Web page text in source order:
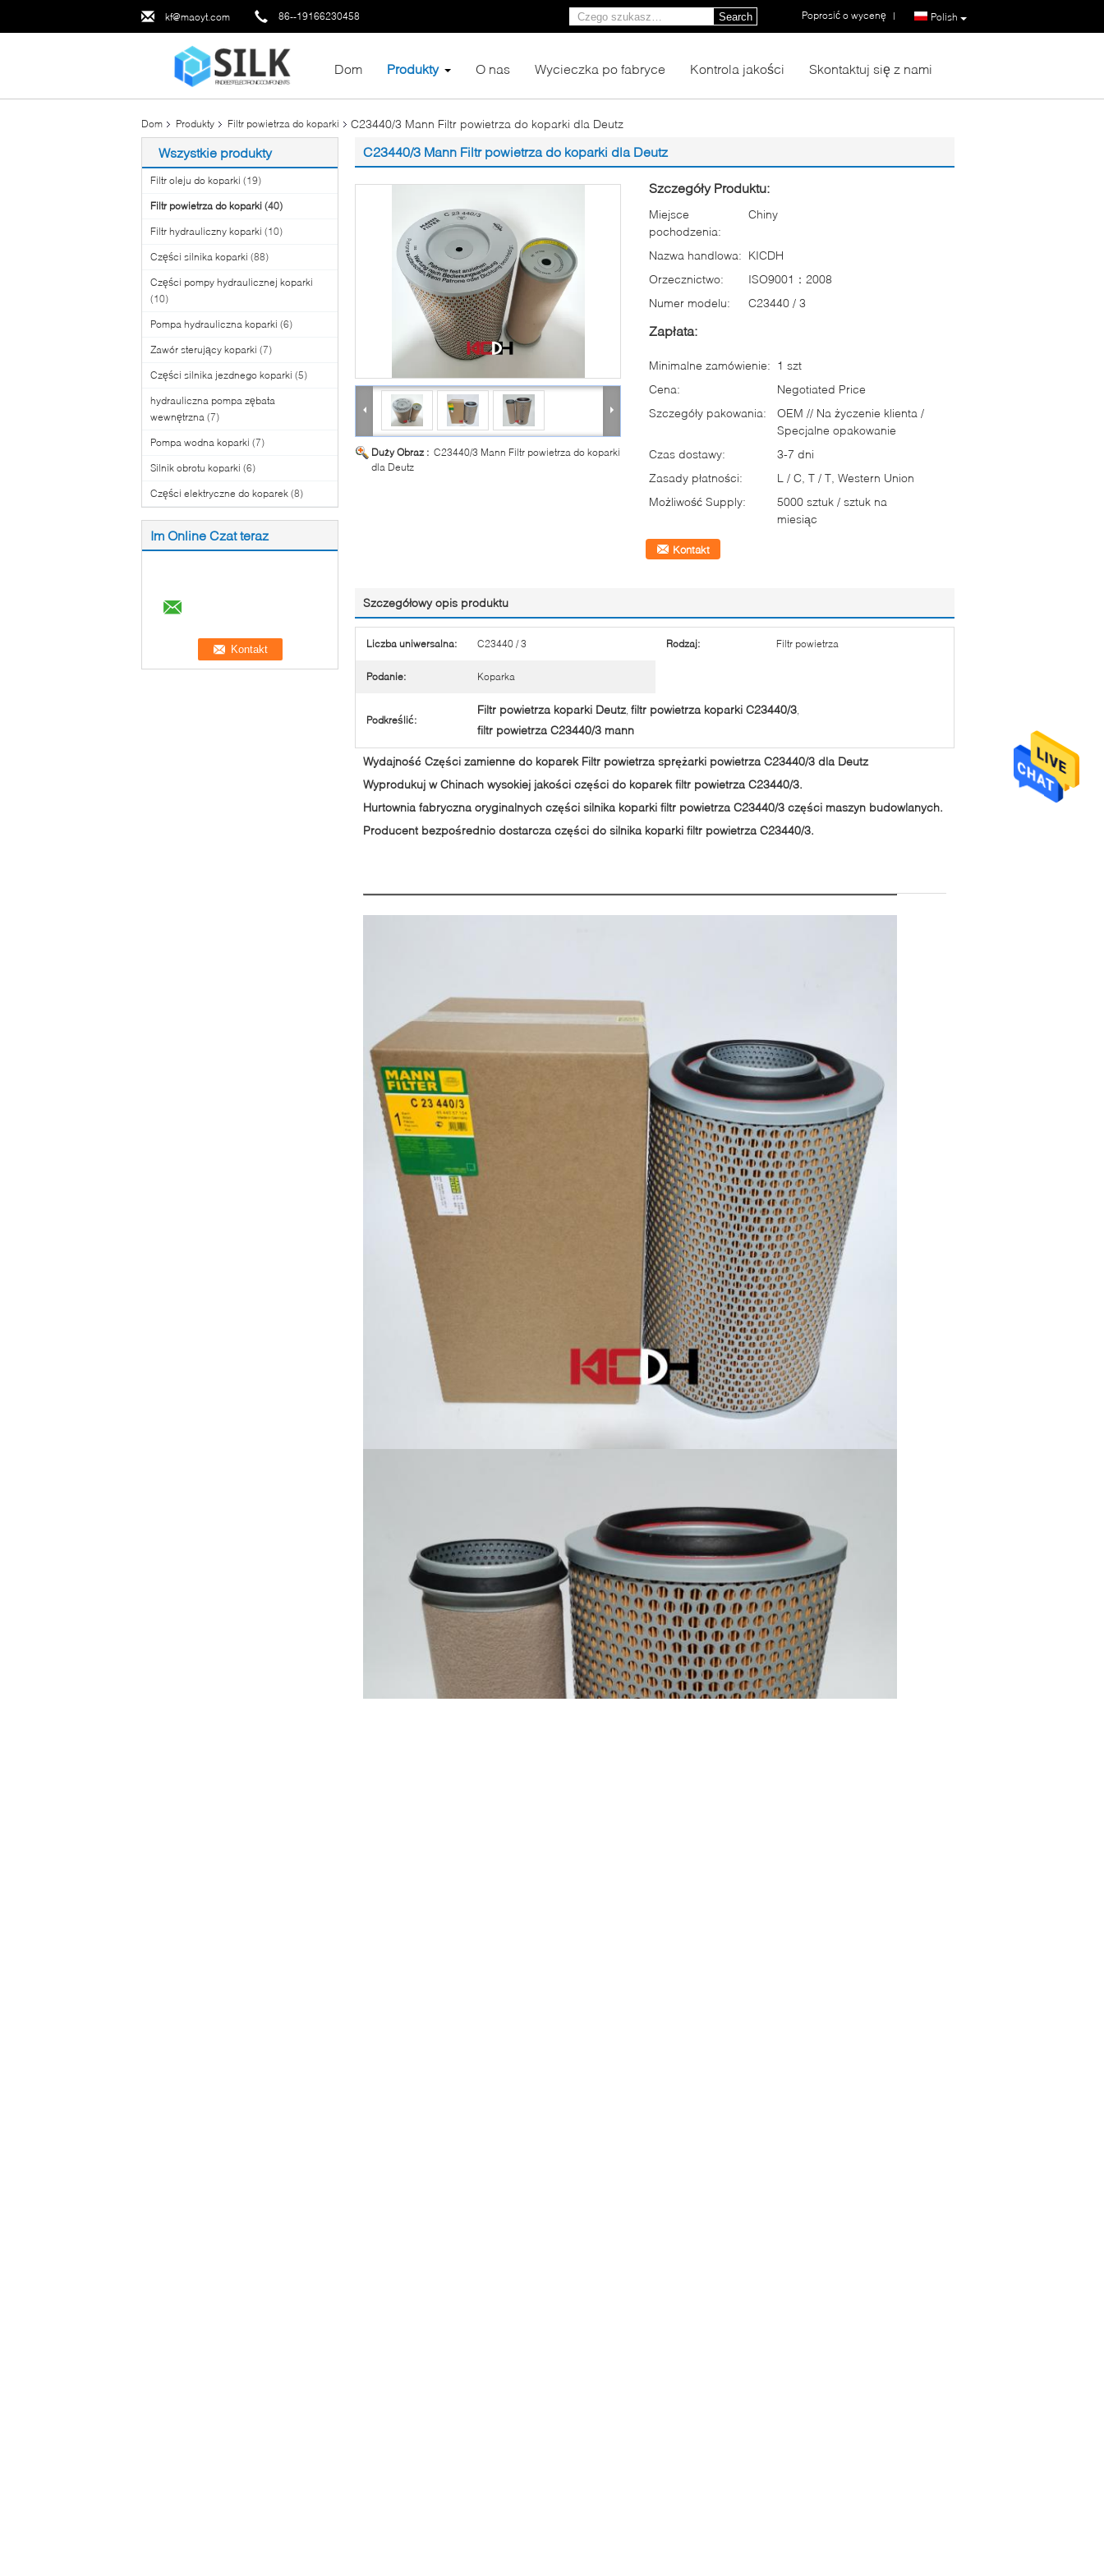
kf@maoyt.com 86--19166230458 Polish
Poprosić o wycenę |
Search
Dom Produkty O nas Wycieczka po fabryce Kontrola jakości Skontaktuj się z nami
Dom Produkty Filtr powietrza do koparki C23440/3 Mann Filtr powietrza do koparki dla Deutz
Wszystkie produkty
Filtr oleju do koparki (19)
Filtr powietrza do koparki (40)
Filtr hydrauliczny koparki (10)
Części silnika koparki (88)
Części pompy hydraulicznej koparki
(10)
Pompa hydrauliczna koparki (6)
Zawór sterujący koparki (7)
Części silnika jezdnego koparki (5)
hydrauliczna pompa zębata
wewnętrzna (7)
Pompa wodna koparki (7)
Silnik obrotu koparki (6)
Części elektryczne do koparek (8)
Im Online Czat teraz
C23440/3 Mann Filtr powietrza do koparki dla Deutz
Duży Obraz : C23440/3 Mann Filtr powietrza do koparki
dla Deutz
Szczegóły Produktu:
Miejsce
pochodzenia:
Chiny
Nazwa handlowa: KICDH
Orzecznictwo:
ISO9001：2008
Numer modelu:
C23440 / 3
Zapłata:
Minimalne zamówienie: 1 szt
Cena:
Negotiated Price
Szczegóły pakowania:
OEM // Na życzenie klienta /
Specjalne opakowanie
Czas dostawy:
3-7 dni
Zasady płatności:
L / C, T / T, Western Union
Możliwość Supply:
5000 sztuk / sztuk na
miesiąc
Kontakt
Szczegółowy opis produktu
Liczba uniwersalna: C23440 / 3 Rodzaj: Filtr powietrza
Podanie: Koparka
Podkreślić:
Filtr powietrza koparki Deutz, filtr powietrza koparki C23440/3,
filtr powietrza C23440/3 mann
Wydajność Części zamienne do koparek Filtr powietrza sprężarki powietrza C23440/3 dla Deutz
Wyprodukuj w Chinach wysokiej jakości części do koparek filtr powietrza C23440/3.
Hurtownia fabryczna oryginalnych części silnika koparki filtr powietrza C23440/3 części maszyn budowlanych.
Producent bezpośrednio dostarcza części do silnika koparki filtr powietrza C23440/3.